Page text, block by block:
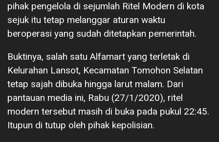
pihak pengelola di sejumlah Ritel Modern di kota
sejuk itu tetap melanggar aturan waktu
beroperasi yang sudah ditetapkan pemerintah.
Buktinya, salah satu Alfamart yang terletak di
Kelurahan Lansot, Kecamatan Tomohon Selatan
tetap sajah dibuka hingga larut malam. Dari
pantauan media ini, Rabu (27/1/2020), ritel
modern tersebut masih di buka pada pukul 22:45.
Itupun di tutup oleh pihak kepolisian.